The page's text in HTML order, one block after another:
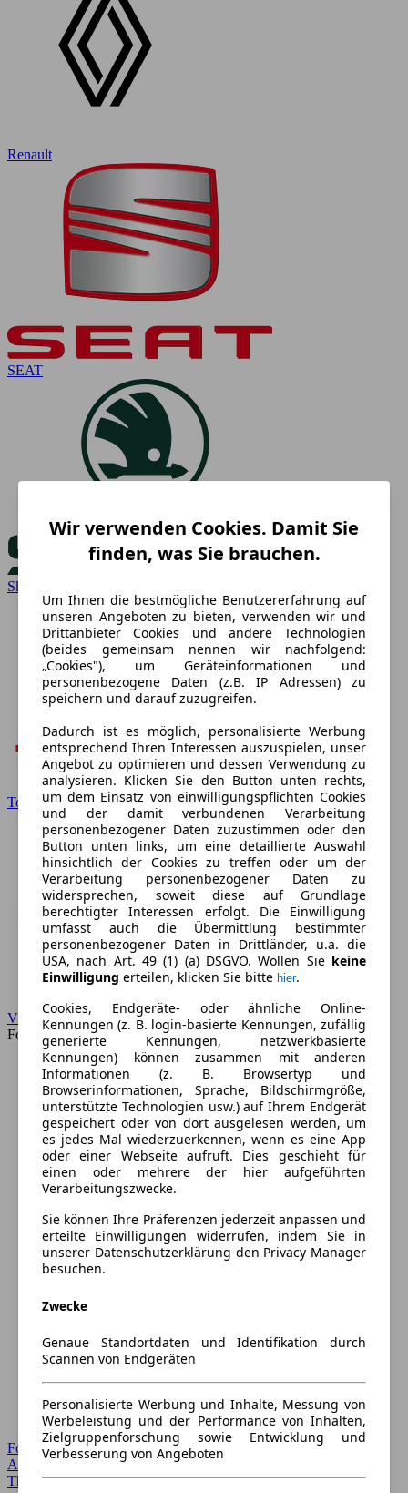
Renault
SEAT
Skoda
Toyota
VW
Forum
Forum Startseite
Alle Auto-Foren
Themen-Forum
Wir verwenden Cookies. Damit Sie
finden, was Sie brauchen.
Um Ihnen die bestmögliche Benutzererfahrung auf
unseren Angeboten zu bieten, verwenden wir und
Drittanbieter Cookies und andere Technologien
(beides gemeinsam nennen wir nachfolgend:
„Cookies"), um Geräteinformationen und
personenbezogene Daten (z.B. IP Adressen) zu
speichern und darauf zuzugreifen.
Dadurch ist es möglich, personalisierte Werbung
entsprechend Ihren Interessen auszuspielen, unser
Angebot zu optimieren und dessen Verwendung zu
analysieren. Klicken Sie den Button unten rechts,
um dem Einsatz von einwilligungspflichten Cookies
und der damit verbundenen Verarbeitung
personenbezogener Daten zuzustimmen oder den
Button unten links, um eine detaillierte Auswahl
hinsichtlich der Cookies zu treffen oder um der
Verarbeitung personenbezogener Daten zu
widersprechen, soweit diese auf Grundlage
berechtigter Interessen erfolgt. Die Einwilligung
umfasst auch die Übermittlung bestimmter
personenbezogener Daten in Drittländer, u.a. die
USA, nach Art. 49 (1) (a) DSGVO. Wollen Sie keine
Einwilligung erteilen, klicken Sie bitte hier.
Cookies, Endgeräte- oder ähnliche Online-
Kennungen (z. B. login-basierte Kennungen, zufällig
generierte Kennungen, netzwerkbasierte
Kennungen) können zusammen mit anderen
Informationen (z. B. Browsertyp und
Browserinformationen, Sprache, Bildschirmgröße,
unterstützte Technologien usw.) auf Ihrem Endgerät
gespeichert oder von dort ausgelesen werden, um
es jedes Mal wiederzuerkennen, wenn es eine App
oder einer Webseite aufruft. Dies geschieht für
einen oder mehrere der hier aufgeführten
Verarbeitungszwecke.
Sie können Ihre Präferenzen jederzeit anpassen und
erteilte Einwilligungen widerrufen, indem Sie in
unserer Datenschutzerklärung den Privacy Manager
besuchen.
Zwecke
Genaue Standortdaten und Identifikation durch
Scannen von Endgeräten
Personalisierte Werbung und Inhalte, Messung von
Werbeleistung und der Performance von Inhalten,
Zielgruppenforschung sowie Entwicklung und
Verbesserung von Angeboten